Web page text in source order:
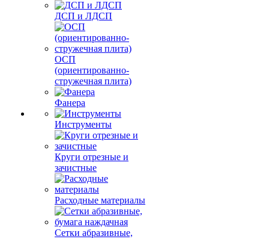
ДСП и ЛДСП
ОСП
(ориентированно-
стружечная плита)
Фанера
Инструменты
Круги отрезные и
зачистные
Расходные материалы
Сетки абразивные,